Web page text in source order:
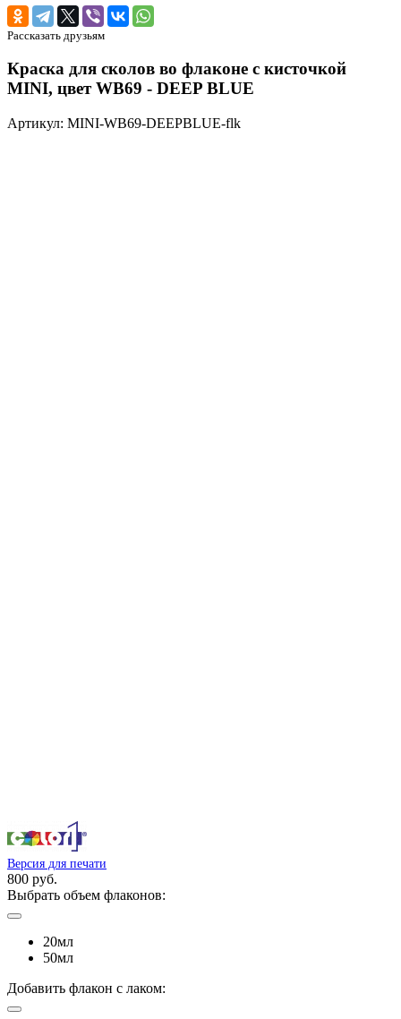
Рассказать друзьям
Краска для сколов во флаконе с кисточкой
MINI, цвет WB69 - DEEP BLUE
Артикул: MINI-WB69-DEEPBLUE-flk
Версия для печати
800 руб.
Выбрать объем флаконов:
20мл
50мл
Добавить флакон с лаком: